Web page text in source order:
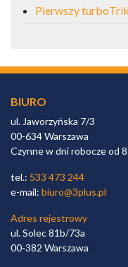
Pierwszy
BIURO
ul. Jaworzyńska 7/3
00-634 Warszawa
Czynne w dni robocze od
tel.: 533 473 244
e-mail: biuro@3plus.pl
Adres rejestrowy
ul. Solec 81b/73a
00-382 Warszawa